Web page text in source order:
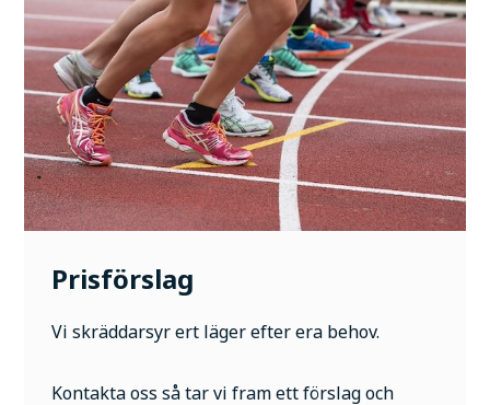
Prisförslag
Vi skräddarsyr ert läger efter era behov.
Kontakta oss så tar vi fram ett förslag och